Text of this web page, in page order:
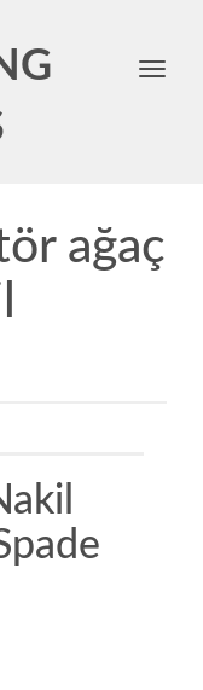
Toggle
ağaç